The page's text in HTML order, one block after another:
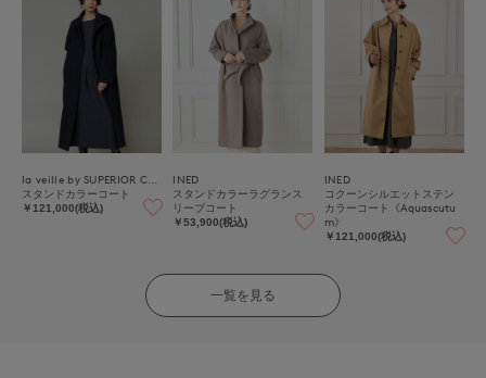
スタンドカラーコート
￥121,000(税込)
INED
スタンドカラーラグランス
リーブコート
￥53,900(税込)
INED
コクーンシルエットステン
カラーコート《Aquascutu
m》
￥121,000(税込)
一覧を見る